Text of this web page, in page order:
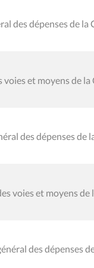
des dépenses de
et moyens de
des dépenses de
voies et moyens
des dépenses